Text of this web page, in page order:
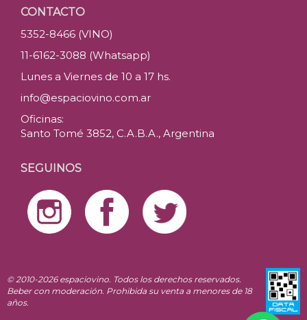
CONTACTO
5352-8466 (VINO)
11-6162-3088 (Whatsapp)
Lunes a Viernes de 10 a 17 hs.
info@espaciovino.com.ar
Oficinas:
Santo Tomé 3852, C.A.B.A., Argentina
SEGUINOS
© 2010-2026 espaciovino. Todos los derechos reservados.
Beber con moderación. Prohibida su venta a menores de 18
años.